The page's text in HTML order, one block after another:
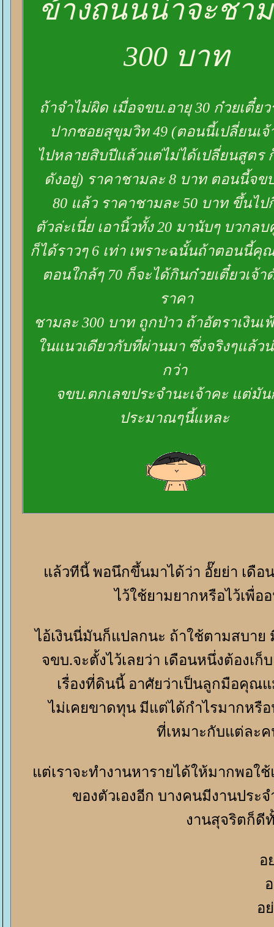
ข้างถนนน่าจะชา
300 บาท
ถ้าจำไม่ผิด เมื่อจขบ.อายุ 30 ก๋วยเตี๋ย
ปากซอยสุขุมวิท 49 (ตอนนี้เปลี่ยนเจ้
ไปหลายสิบปีแล้วแต่ไม่ได้เปลี่ยนสูตร
ดังอยู่) ราคาชามละ 8 บาท ตอนนี้จข
80 แล้ว ราคาชามละ 50 บาท ขึ้นไป
ตัวล่ะเนี่ย เอานิ้วทั้ง 20 มานับๆ บวกล
ก็ได้ราวๆ 6 เท่า เพราะฉนั้นถ้าตอนนี้คุ
ตอนใกล้ๆ 70 ก็จะได้กินก๋วยเตี๋ยวเจ้า
ราคา
ชามละ 300 บาท ถูกป่าว ถ้าอัตราเงินเ
นแนวเดียวกับที่ผ่านมา ซึ่งจริงๆแล้ว
กว่า
จขบ.ตกเลขประจำนะเจ้าคะ แต่มั
ประมาณๆนี้แหละ
ล้วทีนี้ พอนึกขึ้นมาได้ว่า อั๊ยย่า เดือ
ไว้ใช้ยามยากหรือไว้เพื่อ
ไอ้เงินนี่มันก็แปลกนะ ถ้าใช้ตามสบาย
จขบ.จะตั้งไว้เลยว่า เดือนหนึ่งต้องเ
เรื่องที่ดินนี้ อาศัยว่าเป็นลูกมือคุณ
ไม่เคยขาดทุน มีแต่ได้กำไรมากหรือ
ที่เหมาะกับแต่ละ
ต่เราจะทำงานหารายได้ให้มากพอใ
ของตัวเองอีก บางคนมีงานประ
งานสุจริตก็ดี
อ
อ